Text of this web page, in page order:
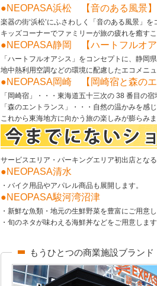
●NEOPASA浜松 【音のある風景】
楽器の街‘浜松’にふさわしく「音のある風景」
キッズコーナーでファミリーが旅の疲れを癒す
●NEOPASA静岡 【ハートフルオア
「ハートフルオアシス」をコンセプトに、静岡
地中熱利用空調などの環境に配慮したエコメニ
●NEOPASA岡崎 【岡崎宿と森のエ
「岡崎宿」・・・東海道五十三次の 38 番目の
「森のエントランス」・・・自然の温かみを感
これから東海地方に向かう旅の楽しみが膨らみま
サービスエリア・パーキングエリア初出店とな
●NEOPASA清水
・バイク用品やアパレル商品も展開します。
●NEOPASA駿河湾沼津
・新鮮な魚類・地元の生鮮野菜を豊富にご用意し
・旬のネタが味わえる海鮮丼などをご用意します
もうひとつの商業施設ブランド